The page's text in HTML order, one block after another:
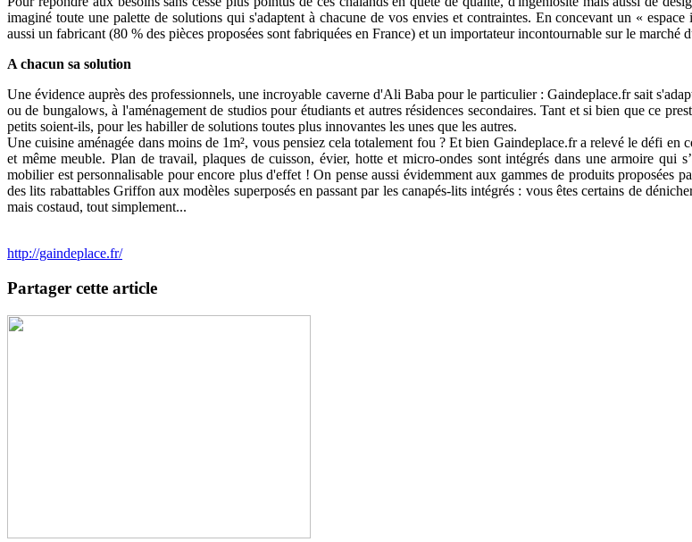
imaginé toute une palette de solutions qui s'adaptent à chacune de vos envies et contraintes. En concevant un «
aussi un fabricant (80 % des pièces proposées sont fabriquées en France) et un importateur incontournable sur le marché
A chacun sa solution
Une évidence auprès des professionnels, une incroyable caverne d'Ali Baba pour le particulier : Gaindeplace.fr sait
ou de bungalows, à l'aménagement de studios pour étudiants et autres résidences secondaires. Tant et si bien que ce
petits soient-ils, pour les habiller de solutions toutes plus innovantes les unes que les autres.
Une cuisine aménagée dans moins de 1m², vous pensiez cela totalement fou ? Et bien Gaindeplace.fr a relevé le défi
et même meuble. Plan de travail, plaques de cuisson, évier, hotte et micro-ondes sont intégrés dans une armoire
mobilier est personnalisable pour encore plus d'effet ! On pense aussi évidemment aux gammes de produits proposées
des lits rabattables Griffon aux modèles superposés en passant par les canapés-lits intégrés : vous êtes certains de
mais costaud, tout simplement...
http://gaindeplace.fr/
Partager cette article